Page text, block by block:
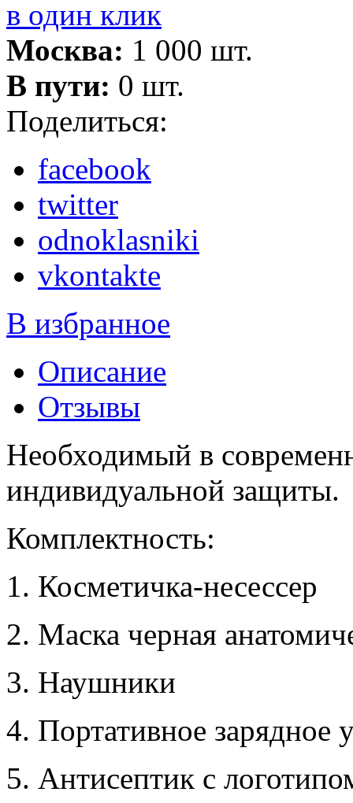
в один клик
Москва: 1 000 шт.
В пути: 0 шт.
Поделиться:
facebook
twitter
odnoklasniki
vkontakte
В избранное
Описание
Отзывы
Необходимый в
индивидуальной защиты.
Комплектность:
1. Косметичка-несессер
2. Маска черная
3. Наушники
4. Портативное зарядное
5. Антисептик с